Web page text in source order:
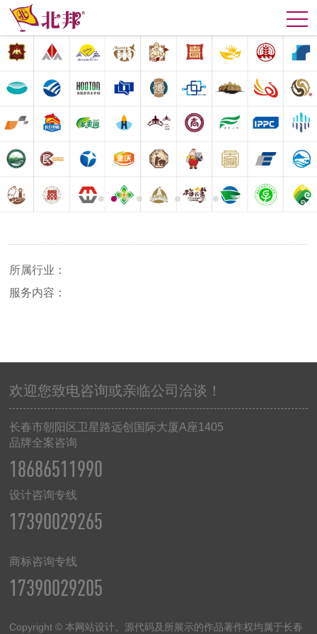
所属行业：
服务内容：
欢迎您致电咨询或亲临公司洽谈！
长春市朝阳区卫星路远创国际大厦A座1405
品牌全案咨询
18686511990
设计咨询专线
17390029265
商标咨询专线
17390029205
Copyright © 本网站设计、源代码及所展示的作品著作权均属于长春